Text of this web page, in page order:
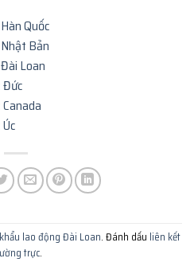
Quốc
Bản
Loan
Đức
lao động Đài Loan. Đánh dấu liên kết
trực.